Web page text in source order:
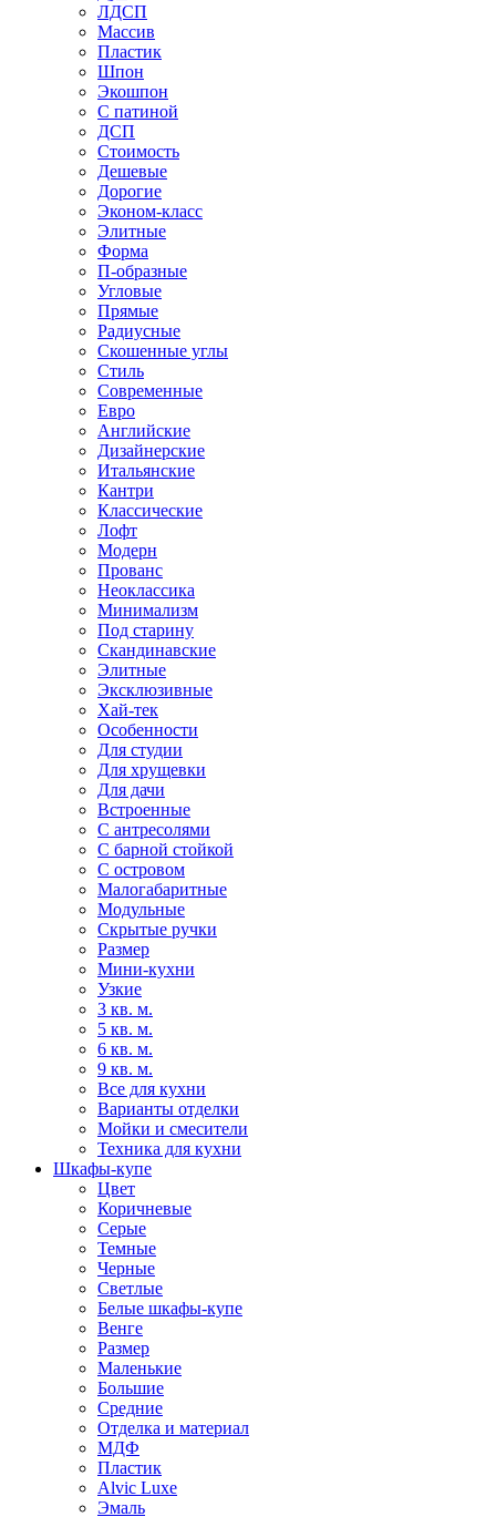
ЛДСП
Массив
Пластик
Шпон
Экошпон
С патиной
ДСП
Стоимость
Дешевые
Дорогие
Эконом-класс
Элитные
Форма
П-образные
Угловые
Прямые
Радиусные
Скошенные углы
Стиль
Современные
Евро
Английские
Дизайнерские
Итальянские
Кантри
Классические
Лофт
Модерн
Прованс
Неоклассика
Минимализм
Под старину
Скандинавские
Элитные
Эксклюзивные
Хай-тек
Особенности
Для студии
Для хрущевки
Для дачи
Встроенные
С антресолями
С барной стойкой
С островом
Малогабаритные
Модульные
Скрытые ручки
Размер
Мини-кухни
Узкие
3 кв. м.
5 кв. м.
6 кв. м.
9 кв. м.
Все для кухни
Варианты отделки
Мойки и смесители
Техника для кухни
Шкафы-купе
Цвет
Коричневые
Серые
Темные
Черные
Светлые
Белые шкафы-купе
Венге
Размер
Маленькие
Большие
Средние
Отделка и материал
МДФ
Пластик
Alvic Luxe
Эмаль